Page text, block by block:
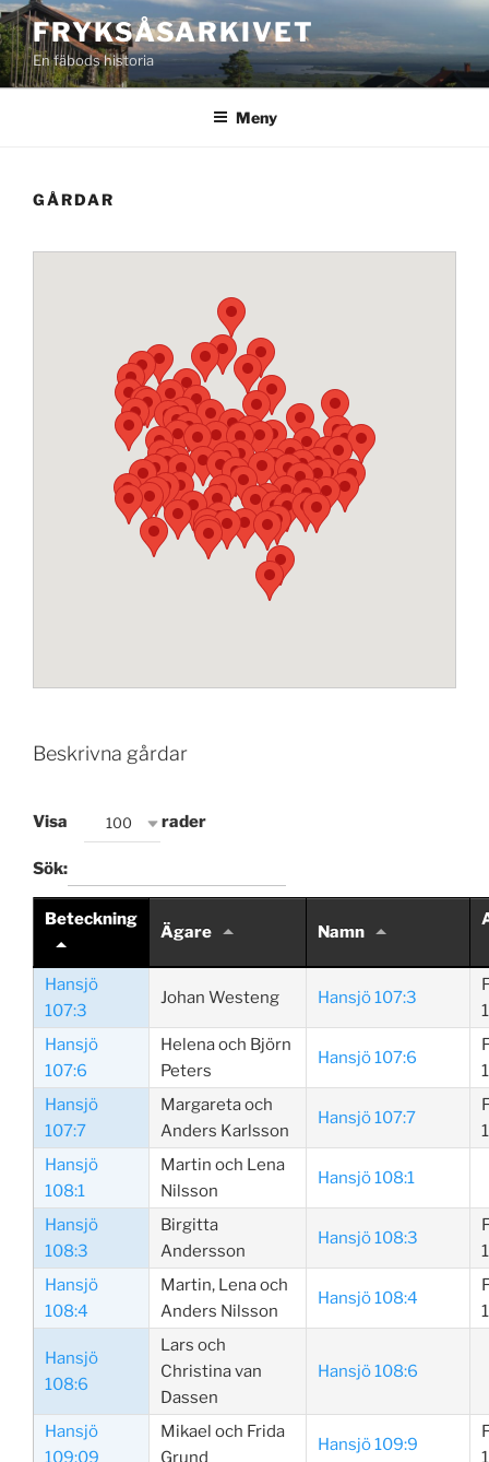
Hoppa
till
innehåll
FRYKSÅSARKIVET
En fäbods historia
Meny
GÅRDAR
Beskrivna gårdar
Visa 100 rader
Sök:
Beteckning
Ägare Namn
Hansjö
107:3
Johan Westeng Hansjö 107:3
Hansjö
107:6
Helena och Björn
Peters
Hansjö 107:6
Hansjö
107:7
Margareta och
Anders Karlsson
Hansjö 107:7
Hansjö
108:1
Martin och Lena
Nilsson
Hansjö 108:1
Hansjö
108:3
Birgitta
Andersson
Hansjö 108:3
Hansjö
108:4
Martin, Lena och
Anders Nilsson
Hansjö 108:4
Hansjö
108:6
Lars och
Christina van
Dassen
Hansjö 108:6
Hansjö
109:09
Mikael och Frida
Grund
Hansjö 109:9